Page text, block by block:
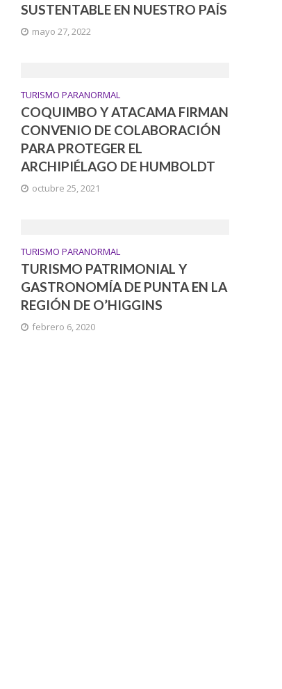
SUSTENTABLE EN NUESTRO PAÍS
mayo 27, 2022
TURISMO PARANORMAL
COQUIMBO Y ATACAMA FIRMAN
CONVENIO DE COLABORACIÓN
PARA PROTEGER EL
ARCHIPIÉLAGO DE HUMBOLDT
octubre 25, 2021
TURISMO PARANORMAL
TURISMO PATRIMONIAL Y
GASTRONOMÍA DE PUNTA EN LA
REGIÓN DE O’HIGGINS
febrero 6, 2020